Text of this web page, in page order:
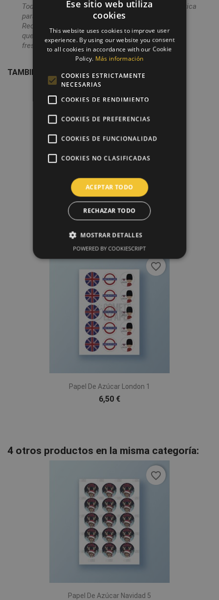
Todos los pedidos los enviamos en una bolsa plástica
para proteger el papel comestible hasta su uso.
Recomendamos que no se saque del mismo hasta
que vaya a usarse y que se conserve en un lugar
fresco, seco y protegido del aire.
TAMBIÉN PODRÍA INTERESARLE
Diseño + Impresión Papel De...
Papel De Azúcar London 1
6,50 €
favorite_border
4 otros productos en la misma categoría:
Papel De Azúcar Navidad 5
favorite_border
Ese sitio web utiliza
cookies
This website uses cookies to improve user
experience. By using our website you consent
to all cookies in accordance with our Cookie
Policy. Más información
COOKIES ESTRICTAMENTE
NECESARIAS
COOKIES DE RENDIMIENTO
COOKIES DE PREFERENCIAS
COOKIES DE FUNCIONALIDAD
COOKIES NO CLASIFICADAS
ACEPTAR TODO
RECHAZAR TODO
MOSTRAR DETALLES
POWERED BY COOKIESCRIPT